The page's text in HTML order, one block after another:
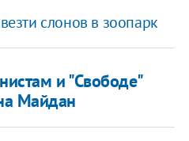
слонов в зоопарк
и "Свободе"
Майдан